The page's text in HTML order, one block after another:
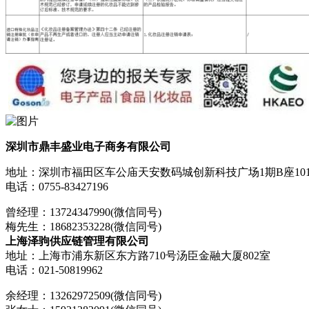
深圳市鼎丰盛业电子商务有限公司
地址：深圳市福田区车公庙天安数码城创新科技广场1期B座
电话：0755-83427196
曾经理：13724347990(微信同号)
梅先生：18682353228(微信同号)
上海泽驹供应链管理有限公司
地址：上海市浦东新区东方路710号汤臣金融大厦802室
电话：021-50819962
余经理：13262972509(微信同号)